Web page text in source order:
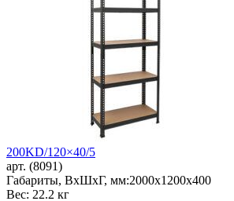
200KD/120×40/5
арт. (8091)
Габариты, ВxШxГ, мм:2000x1200x400
Вес: 22.2 кг